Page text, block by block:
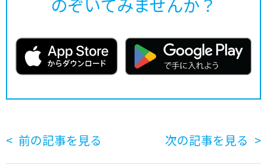
前の記事を見る 次の記事を見る